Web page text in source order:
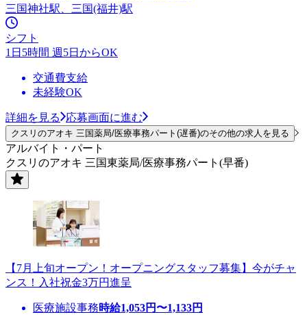
三国神社駅、三国(福井)駅
シフト
1日5時間 週5日からOK
交通費支給
未経験OK
詳細を見る 応募画面に進む
クスリのアオキ 三国薬局/医療事務パート(遅番)のその他の求人を見る
アルバイト・パート
クスリのアオキ 三国東薬局/医療事務パート(早番)
【7月上旬オープン！オープニングスタッフ募集】今がチャ
ンス！入社祝金3万円進呈
医療施設事務時給1,053円〜1,133円